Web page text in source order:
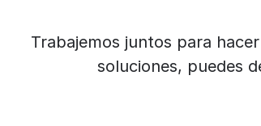
Trabajemos juntos para
soluciones, puedes